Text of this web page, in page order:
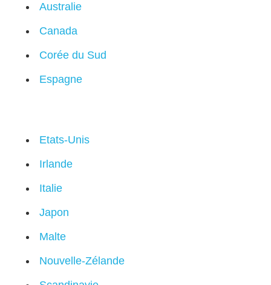
Australie
Canada
Corée du Sud
Espagne
Etats-Unis
Irlande
Italie
Japon
Malte
Nouvelle-Zélande